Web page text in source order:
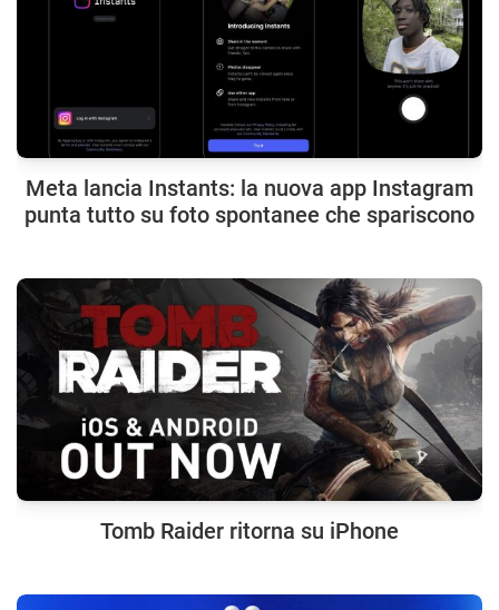
Meta lancia Instants: la nuova app Instagram
punta tutto su foto spontanee che spariscono
Tomb Raider ritorna su iPhone